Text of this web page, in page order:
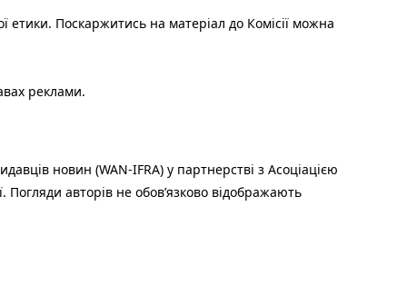
етики. Поскаржитись на матеріал до Комісії можна
реклами.
новин (WAN-IFRA) у партнерстві з Асоціацією
Погляди авторів не обов’язково відображають